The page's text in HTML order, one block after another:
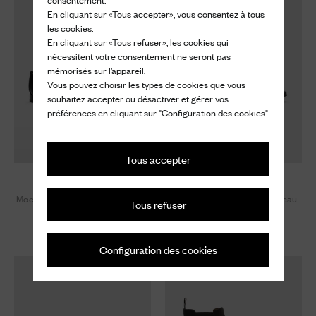
En cliquant sur «Tous accepter», vous consentez à tous
les cookies.
En cliquant sur «Tous refuser», les cookies qui
nécessitent votre consentement ne seront pas
mémorisés sur l’appareil.
Vous pouvez choisir les types de cookies que vous
souhaitez accepter ou désactiver et gérer vos
préférences en cliquant sur "Configuration des cookies".
Tous accepter
Tous refuser
Configuration des cookies
Onyx Met.
Mocassin en cuir effet fumé poli
920 €
Burwood Met.
Brogue Oxford en cuir de veau
1.120 €